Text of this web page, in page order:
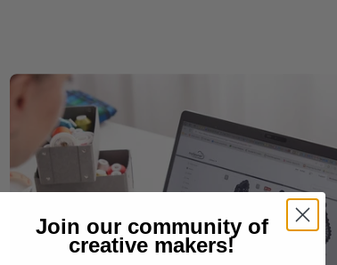
Join our community of
creative makers!